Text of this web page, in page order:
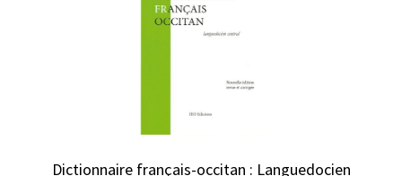
Dictionnaire français-occitan : Languedocien